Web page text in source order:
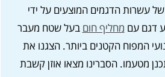
עשרות הדגמים המוצעים על ידי
מחליף חום בעל שטח מעבר
המפוח הקטנים ביותר. הצגנו את
מטעמו. הסברינו מצאו אוזן קשבת